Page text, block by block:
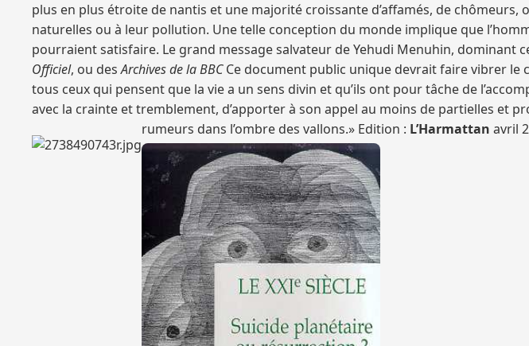
plus en plus étroite de nantis et une majorité croissante d’affamés, de chômeurs,
naturelles ou à leur pollution. Une telle conception du monde implique que
pourraient satisfaire. Le grand message salvateur de Yehudi Menuhin, dominant
Officiel, ou desArchives de la BBCCe document public unique devrait faire vibrer le
tous ceux qui pensent que la vie a un sens divin et qu’ils ont pour tâche de
avec la crainte et tremblement, d’apporter à son appel au moins de partielles et
rumeurs dans l’ombre des vallons.» Edition : L’Harmattan avril